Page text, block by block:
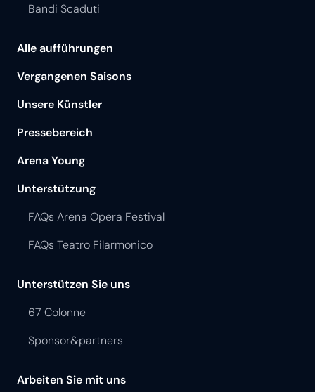
Bandi Scaduti
Alle aufführungen
Vergangenen Saisons
Unsere Künstler
Pressebereich
Arena Young
Unterstützung
FAQs Arena Opera Festival
FAQs Teatro Filarmonico
Unterstützen Sie uns
67 Colonne
Sponsor&partners
Arbeiten Sie mit uns